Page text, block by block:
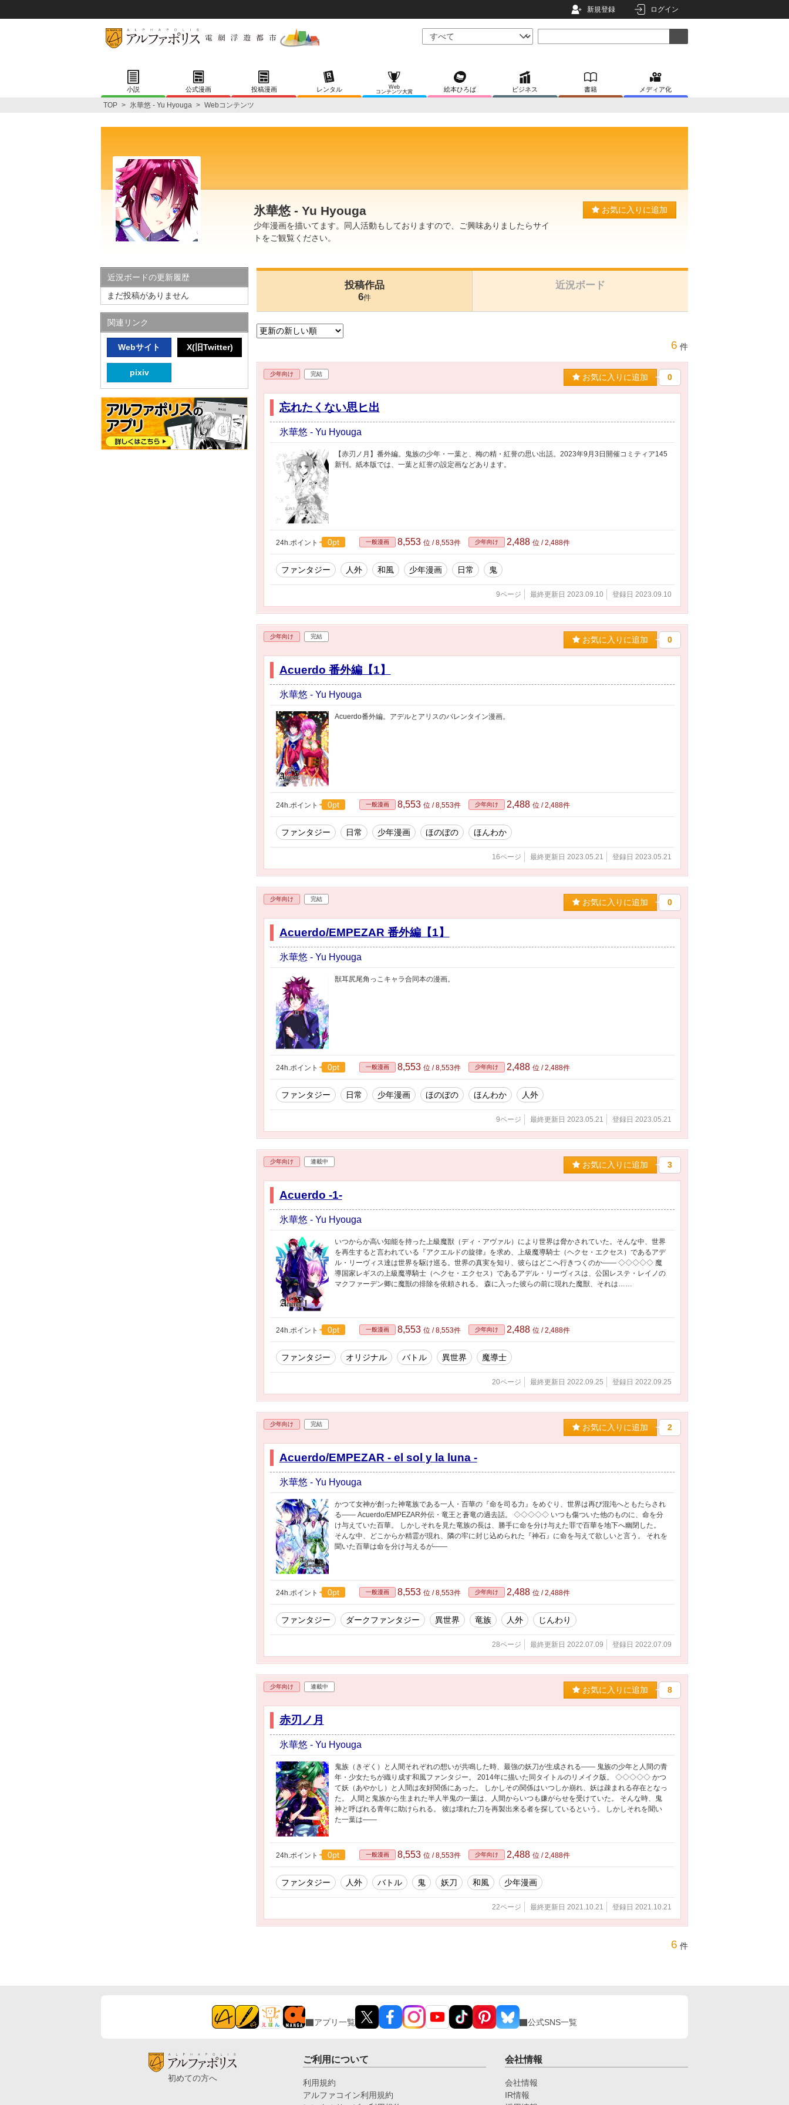
新規登録 ログイン
小説 公式漫画 投稿漫画 レンタル
Web
コンテンツ大賞
絵本ひろば ビジネス 書籍 メディア化
TOP > 氷華悠 - Yu Hyouga > Webコンテンツ
氷華悠 - Yu Hyouga
少年漫画を描いてます。同人活動もしておりますので、ご興味ありましたらサイ
トをご観覧ください。
お気に入りに追加
投稿作品
6件
近況ボード
6 件
少年向け 完結 お気に入りに追加 0
忘れたくない思ヒ出
氷華悠 - Yu Hyouga
【赤刃ノ月】番外編。鬼族の少年・一葉と、梅の精・紅誉の思い出話。2023年9月3日開催コミティア145
新刊。紙本版では、一葉と紅誉の設定画などあります。
24h.ポイント 0pt 一般漫画 8,553 位 / 8,553件 少年向け 2,488 位 / 2,488件
ファンタジー 人外 和風 少年漫画 日常 鬼
9ページ 最終更新日 2023.09.10 登録日 2023.09.10
少年向け 完結 お気に入りに追加 0
Acuerdo 番外編【1】
氷華悠 - Yu Hyouga
Acuerdo番外編。アデルとアリスのバレンタイン漫画。
24h.ポイント 0pt 一般漫画 8,553 位 / 8,553件 少年向け 2,488 位 / 2,488件
ファンタジー 日常 少年漫画 ほのぼの ほんわか
16ページ 最終更新日 2023.05.21 登録日 2023.05.21
少年向け 完結 お気に入りに追加 0
Acuerdo/EMPEZAR 番外編【1】
氷華悠 - Yu Hyouga
獣耳尻尾角っこキャラ合同本の漫画。
24h.ポイント 0pt 一般漫画 8,553 位 / 8,553件 少年向け 2,488 位 / 2,488件
ファンタジー 日常 少年漫画 ほのぼの ほんわか 人外
9ページ 最終更新日 2023.05.21 登録日 2023.05.21
少年向け 連載中 お気に入りに追加 3
Acuerdo -1-
氷華悠 - Yu Hyouga
いつからか高い知能を持った上級魔獣（ディ・アヴァル）により世界は脅かされていた。そんな中、世界
を再生すると言われている『アクエルドの旋律』を求め、上級魔導騎士（ヘクセ・エクセス）であるアデ
ル・リーヴィス達は世界を駆け巡る。世界の真実を知り、彼らはどこへ行きつくのか―― ◇◇◇◇◇ 魔
導国家レギスの上級魔導騎士（ヘクセ・エクセス）であるアデル・リーヴィスは、公国レステ・レイノの
マクファーデン卿に魔獣の排除を依頼される。 森に入った彼らの前に現れた魔獣、それは……
24h.ポイント 0pt 一般漫画 8,553 位 / 8,553件 少年向け 2,488 位 / 2,488件
ファンタジー オリジナル バトル 異世界 魔導士
20ページ 最終更新日 2022.09.25 登録日 2022.09.25
少年向け 完結 お気に入りに追加 2
Acuerdo/EMPEZAR - el sol y la luna -
氷華悠 - Yu Hyouga
かつて女神が創った神竜族である一人・百華の『命を司る力』をめぐり、世界は再び混沌へともたらされ
る―― Acuerdo/EMPEZAR外伝・竜王と蒼竜の過去話。 ◇◇◇◇◇ いつも傷ついた他のものに、命を分
け与えていた百華。 しかしそれを見た竜族の長は、勝手に命を分け与えた罪で百華を地下へ幽閉した。
そんな中、どこからか精霊が現れ、隣の牢に封じ込められた『神石』に命を与えて欲しいと言う。 それを
聞いた百華は命を分け与えるが――
24h.ポイント 0pt 一般漫画 8,553 位 / 8,553件 少年向け 2,488 位 / 2,488件
ファンタジー ダークファンタジー 異世界 竜族 人外 じんわり
28ページ 最終更新日 2022.07.09 登録日 2022.07.09
少年向け 連載中 お気に入りに追加 8
赤刃ノ月
氷華悠 - Yu Hyouga
鬼族（きぞく）と人間それぞれの想いが共鳴した時、最強の妖刀が生成される―― 鬼族の少年と人間の青
年・少女たちが織り成す和風ファンタジー。 2014年に描いた同タイトルのリメイク版。 ◇◇◇◇◇ かつ
て妖（あやかし）と人間は友好関係にあった。 しかしその関係はいつしか崩れ、妖は疎まれる存在となっ
た。 人間と鬼族から生まれた半人半鬼の一葉は、人間からいつも嫌がらせを受けていた。 そんな時、鬼
神と呼ばれる青年に助けられる。 彼は壊れた刀を再製出来る者を探しているという。 しかしそれを聞い
た一葉は――
24h.ポイント 0pt 一般漫画 8,553 位 / 8,553件 少年向け 2,488 位 / 2,488件
ファンタジー 人外 バトル 鬼 妖刀 和風 少年漫画
22ページ 最終更新日 2021.10.21 登録日 2021.10.21
6 件
近況ボードの更新履歴
まだ投稿がありません
関連リンク
Webサイト X(旧Twitter)
pixiv
アプリ一覧 公式SNS一覧
初めての方へ
ご利用について
利用規約
アルファコイン利用規約
会社情報
会社情報
IR情報